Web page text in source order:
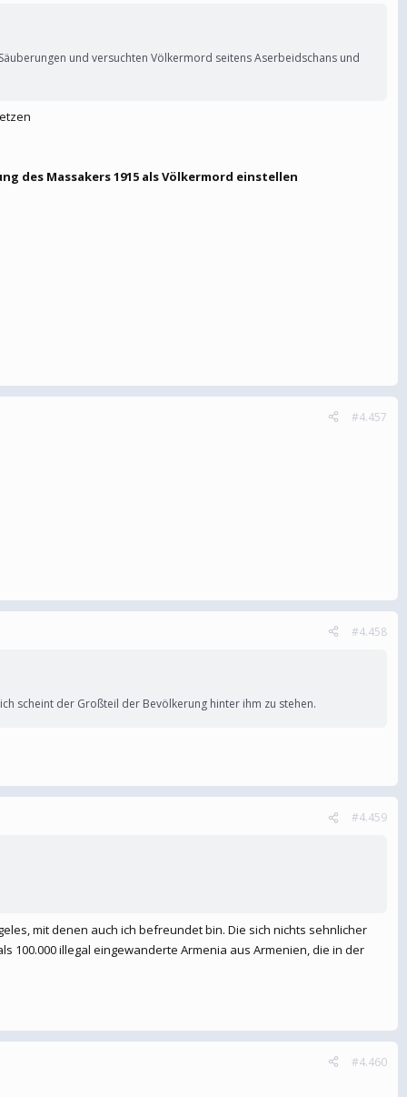
und versuchten Völkermord seitens Aserbeidschans und
des Massakers 1915 als Völkermord einstellen
#4.457
#4.458
scheint der Großteil der Bevölkerung hinter ihm zu stehen.
#4.459
mit denen auch ich befreundet bin. Die sich nichts sehnlicher
100.000 illegal eingewanderte Armenia aus Armenien, die in der
#4.460